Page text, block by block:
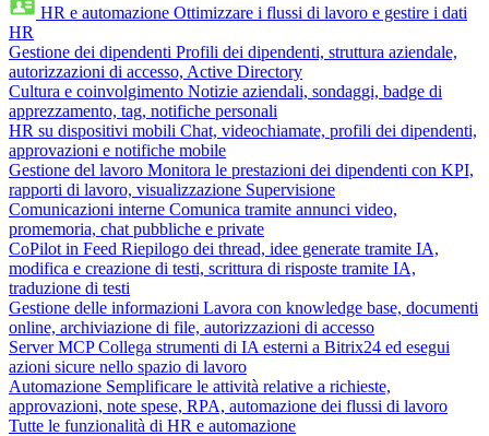
HR e automazione Ottimizzare i flussi di lavoro e gestire i dati
HR
Gestione dei dipendenti Profili dei dipendenti, struttura aziendale,
autorizzazioni di accesso, Active Directory
Cultura e coinvolgimento Notizie aziendali, sondaggi, badge di
apprezzamento, tag, notifiche personali
HR su dispositivi mobili Chat, videochiamate, profili dei dipendenti,
approvazioni e notifiche mobile
Gestione del lavoro Monitora le prestazioni dei dipendenti con KPI,
rapporti di lavoro, visualizzazione Supervisione
Comunicazioni interne Comunica tramite annunci video,
promemoria, chat pubbliche e private
CoPilot in Feed Riepilogo dei thread, idee generate tramite IA,
modifica e creazione di testi, scrittura di risposte tramite IA,
traduzione di testi
Gestione delle informazioni Lavora con knowledge base, documenti
online, archiviazione di file, autorizzazioni di accesso
Server MCP Collega strumenti di IA esterni a Bitrix24 ed esegui
azioni sicure nello spazio di lavoro
Automazione Semplificare le attività relative a richieste,
approvazioni, note spese, RPA, automazione dei flussi di lavoro
Tutte le funzionalità di HR e automazione